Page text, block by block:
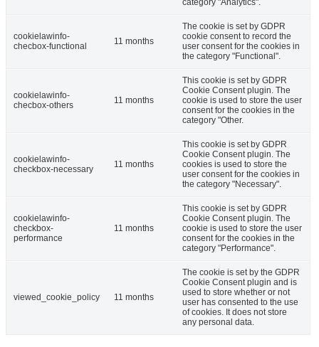
category "Analytics".
cookielawinfo-
checbox-functional
11 months
The cookie is set by GDPR
cookie consent to record the
user consent for the cookies in
the category "Functional".
cookielawinfo-
checbox-others
11 months
This cookie is set by GDPR
Cookie Consent plugin. The
cookie is used to store the user
consent for the cookies in the
category "Other.
cookielawinfo-
checkbox-necessary
11 months
This cookie is set by GDPR
Cookie Consent plugin. The
cookies is used to store the
user consent for the cookies in
the category "Necessary".
cookielawinfo-
checkbox-
performance
11 months
This cookie is set by GDPR
Cookie Consent plugin. The
cookie is used to store the user
consent for the cookies in the
category "Performance".
viewed_cookie_policy 11 months
The cookie is set by the GDPR
Cookie Consent plugin and is
used to store whether or not
user has consented to the use
of cookies. It does not store
any personal data.